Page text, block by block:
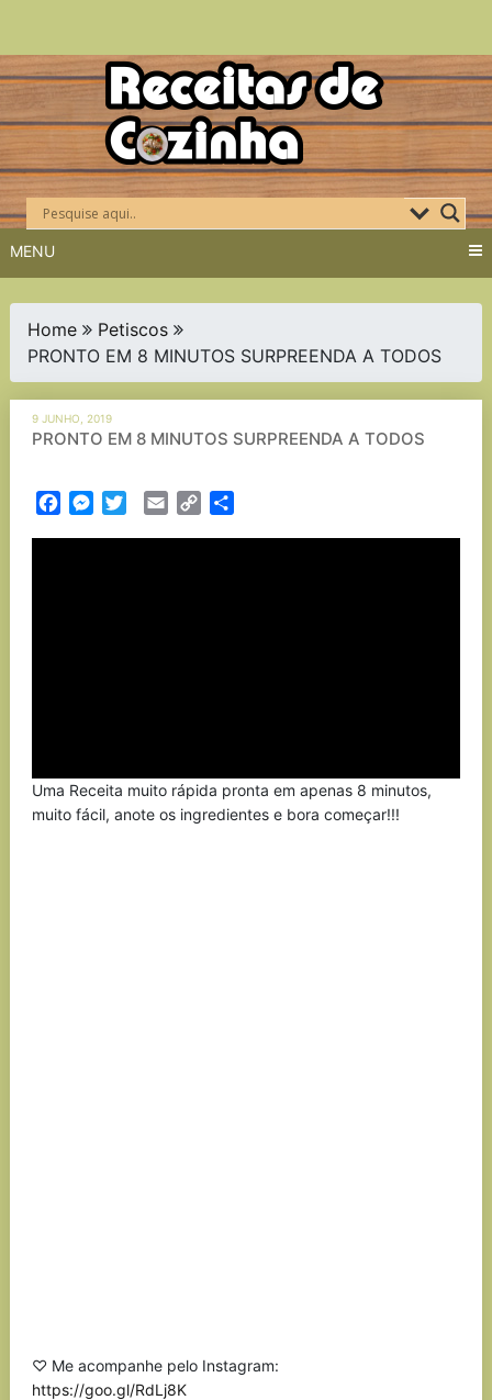
Skip
to
content
MENU
Home
Petiscos
PRONTO EM 8 MINUTOS SURPREENDA A TODOS
9 JUNHO, 2019
PRONTO EM 8 MINUTOS SURPREENDA A TODOS
FacebookMessenger
TwitterEmail Copy
Uma Receita muito rápida pronta em apenas 8 minutos,
muito fácil, anote os ingredientes e bora começar!!!
♡ Me acompanhe pelo Instagram:
https://goo.gl/RdLj8K